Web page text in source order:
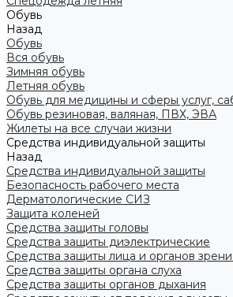
Обувь
Назад
Обувь
Вся обувь
Зимняя обувь
Летняя обувь
Обувь для медицины и сферы услуг,
Обувь резиновая, валяная, ПВХ, ЭВА
Жилеты на все случаи жизни
Средства индивидуальной защиты
Назад
Средства индивидуальной защиты
Безопасность рабочего места
Дерматологические СИЗ
Защита коленей
Средства защиты головы
Средства защиты диэлектрические
Средства защиты лица и органов
Средства защиты органа слуха
Средства защиты органов дыхания